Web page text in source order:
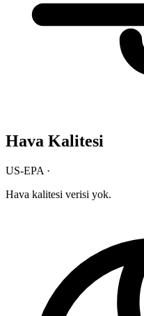
Hava Kalitesi
US-EPA ·
Hava kalitesi verisi yok.